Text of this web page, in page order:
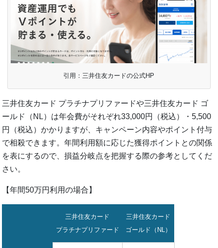
引用：三井住友カードの公式HP
三井住友カード プラチナプリファードや三井住友カード ゴ
ールド（NL）は年会費がそれぞれ33,000円（税込）・5,500
円（税込）かかりますが、キャンペーン内容やポイント付与
で相殺できます。年間利用額に応じた獲得ポイントとの関係
を表にするので、損益分岐点を把握する際の参考としてくだ
さい。
【年間50万円利用の場合】
三井住友カード
プラチナプリファード
三井住友カード
ゴールド（NL）